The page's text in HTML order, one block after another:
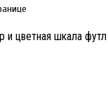
и цветная шкала футл